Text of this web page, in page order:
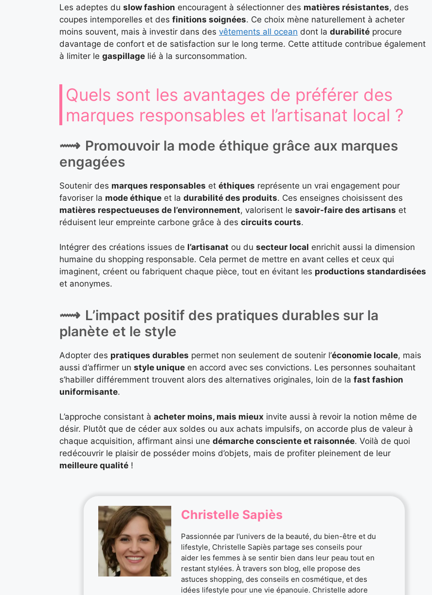
Les adeptes du slow fashion encouragent à sélectionner des matières résistantes, des
coupes intemporelles et des finitions soignées. Ce choix mène naturellement à acheter
moins souvent, mais à investir dans des vêtements all ocean dont la durabilité procure
davantage de confort et de satisfaction sur le long terme. Cette attitude contribue également
à limiter le gaspillage lié à la surconsommation.
Quels sont les avantages de préférer des
marques responsables et l’artisanat local ?
Promouvoir la mode éthique grâce aux marques
engagées
Soutenir des marques responsables et éthiques représente un vrai engagement pour
favoriser la mode éthique et la durabilité des produits. Ces enseignes choisissent des
matières respectueuses de l’environnement, valorisent le savoir-faire des artisans et
réduisent leur empreinte carbone grâce à des circuits courts.
Intégrer des créations issues de l’artisanat ou du secteur local enrichit aussi la dimension
humaine du shopping responsable. Cela permet de mettre en avant celles et ceux qui
imaginent, créent ou fabriquent chaque pièce, tout en évitant les productions standardisées
et anonymes.
L’impact positif des pratiques durables sur la
planète et le style
Adopter des pratiques durables permet non seulement de soutenir l’économie locale, mais
aussi d’affirmer un style unique en accord avec ses convictions. Les personnes souhaitant
s’habiller différemment trouvent alors des alternatives originales, loin de la fast fashion
uniformisante.
L’approche consistant à acheter moins, mais mieux invite aussi à revoir la notion même de
désir. Plutôt que de céder aux soldes ou aux achats impulsifs, on accorde plus de valeur à
chaque acquisition, affirmant ainsi une démarche consciente et raisonnée. Voilà de quoi
redécouvrir le plaisir de posséder moins d’objets, mais de profiter pleinement de leur
meilleure qualité !
Christelle Sapiès
Passionnée par l’univers de la beauté, du bien-être et du
lifestyle, Christelle Sapiès partage ses conseils pour
aider les femmes à se sentir bien dans leur peau tout en
restant stylées. À travers son blog, elle propose des
astuces shopping, des conseils en cosmétique, et des
idées lifestyle pour une vie épanouie. Christelle adore